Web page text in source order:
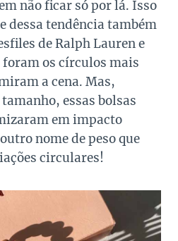
não ficar só por lá. Isso
dessa tendência também
de Ralph Lauren e
os círculos mais
a cena. Mas,
essas bolsas
em impacto
nome de peso que
circulares!